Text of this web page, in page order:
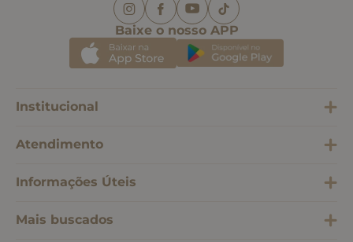
Baixe o nosso APP
Institucional
Atendimento
Informações Úteis
Mais buscados